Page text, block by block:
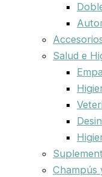
Salud e
Champús